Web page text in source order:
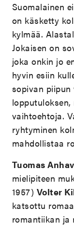
Suomalainen
on käsketty
kylmää.
Jokaisen on
joka onkin jo
hyvin esiin
sopivan
vaihtoehtoja.
ryhtyminen
mahdollistaa
Tuomas
mielipiteen
1957) Volter
katsottu
romantiikan ja